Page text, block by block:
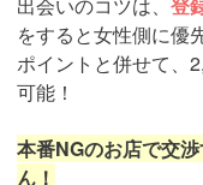
をすると女性側に優
ポイントと併せて、
可能！
本番NGのお店で交
ん！